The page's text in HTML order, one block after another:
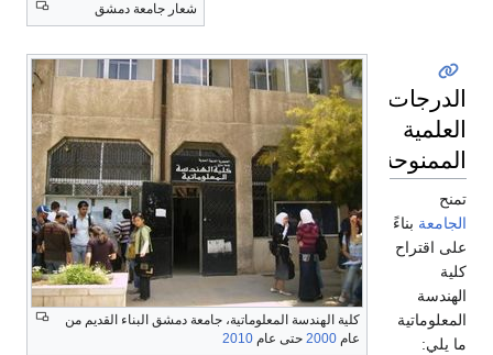
شعار جامعة دمشق
كلية الهندسة المعلوماتية، جامعة دمشق البناء القديم من
عام 2000 حتى عام 2010
الدرجات
العلمية
الممنوحة
تمنح
الجامعة بناءً
على اقتراح
كلية
الهندسة
المعلوماتية
ما يلي: